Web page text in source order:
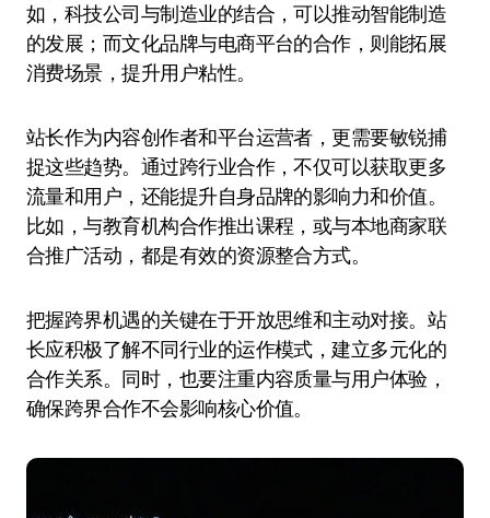
如，科技公司与制造业的结合，可以推动智能制造
的发展；而文化品牌与电商平台的合作，则能拓展
消费场景，提升用户粘性。
站长作为内容创作者和平台运营者，更需要敏锐捕
捉这些趋势。通过跨行业合作，不仅可以获取更多
流量和用户，还能提升自身品牌的影响力和价值。
比如，与教育机构合作推出课程，或与本地商家联
合推广活动，都是有效的资源整合方式。
把握跨界机遇的关键在于开放思维和主动对接。站
长应积极了解不同行业的运作模式，建立多元化的
合作关系。同时，也要注重内容质量与用户体验，
确保跨界合作不会影响核心价值。